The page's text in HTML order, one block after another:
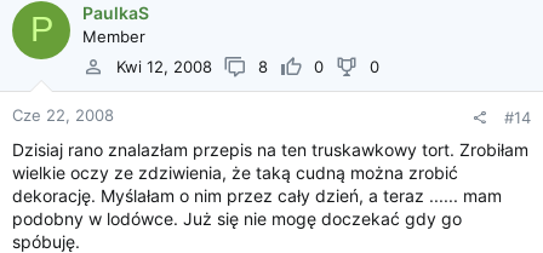
P PaulkaS
Member
Kwi 12, 2008
8 0 0
Cze 22, 2008 #14
Dzisiaj rano znalazłam przepis na ten truskawkowy tort. Zrobiłam
wielkie oczy ze zdziwienia, że taką cudną można zrobić
dekorację. Myślałam o nim przez cały dzień, a teraz ...... mam
podobny w lodówce. Już się nie mogę doczekać gdy go
spóbuję.